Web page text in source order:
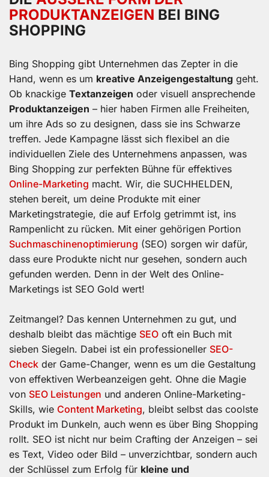
RODUKTANZEIGEN
BEI BING
SHOPPING
Bing Shopping gibt Unternehmen das Zepter in die
Hand, wenn es um kreative Anzeigengestaltung geht.
Ob knackige Textanzeigen oder visuell ansprechende
Produktanzeigen – hier haben Firmen alle Freiheiten,
um ihre Ads so zu designen, dass sie ins Schwarze
treffen. Jede Kampagne lässt sich flexibel an die
individuellen Ziele des Unternehmens anpassen, was
Bing Shopping zur perfekten Bühne für effektives
Online-Marketing macht. Wir, die SUCHHELDEN,
stehen bereit, um deine Produkte mit einer
Marketingstrategie, die auf Erfolg getrimmt ist, ins
Rampenlicht zu rücken. Mit einer gehörigen Portion
Suchmaschinenoptimierung (SEO) sorgen wir dafür,
dass eure Produkte nicht nur gesehen, sondern auch
gefunden werden. Denn in der Welt des Online-
Marketings ist SEO Gold wert!
Zeitmangel? Das kennen Unternehmen zu gut, und
deshalb bleibt das mächtige SEO oft ein Buch mit
sieben Siegeln. Dabei ist ein professioneller SEO-
Check der Game-Changer, wenn es um die Gestaltung
von effektiven Werbeanzeigen geht. Ohne die Magie
von SEO Leistungen und anderen Online-Marketing-
Skills, wie Content Marketing, bleibt selbst das coolste
Produkt im Dunkeln, auch wenn es über Bing Shopping
rollt. SEO ist nicht nur beim Crafting der Anzeigen – sei
es Text, Video oder Bild – unverzichtbar, sondern auch
der Schlüssel zum Erfolg für kleine und